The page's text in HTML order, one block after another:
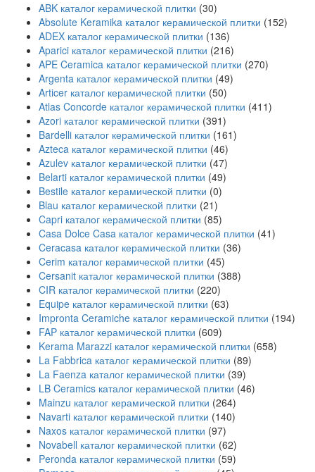
ABK каталог керамической плитки (30)
Absolute Keramika каталог керамической плитки (152)
ADEX каталог керамической плитки (136)
Aparici каталог керамической плитки (216)
APE Ceramica каталог керамической плитки (270)
Argenta каталог керамической плитки (49)
Articer каталог керамической плитки (50)
Atlas Concorde каталог керамической плитки (411)
Azori каталог керамической плитки (391)
Bardelli каталог керамической плитки (161)
Azteca каталог керамической плитки (46)
Azulev каталог керамической плитки (47)
Belarti каталог керамической плитки (49)
Bestile каталог керамической плитки (0)
Blau каталог керамической плитки (21)
Capri каталог керамической плитки (85)
Casa Dolce Casa каталог керамической плитки (41)
Ceracasa каталог керамической плитки (36)
Cerim каталог керамической плитки (45)
Cersanit каталог керамической плитки (388)
CIR каталог керамической плитки (220)
Equipe каталог керамической плитки (63)
Impronta Ceramiche каталог керамической плитки (194)
FAP каталог керамической плитки (609)
Kerama Marazzi каталог керамической плитки (658)
La Fabbrica каталог керамической плитки (89)
La Faenza каталог керамической плитки (39)
LB Ceramics каталог керамической плитки (46)
Mainzu каталог керамической плитки (264)
Navarti каталог керамической плитки (140)
Naxos каталог керамической плитки (97)
Novabell каталог керамической плитки (62)
Peronda каталог керамической плитки (59)